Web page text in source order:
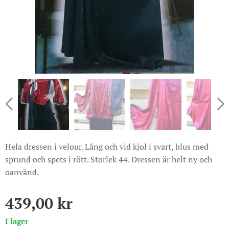
Hela dressen i velour. Lång och vid kjol i svart, blus med
sprund och spets i rött. Storlek 44. Dressen är helt ny och
oanvänd.
439,00 kr
I lager